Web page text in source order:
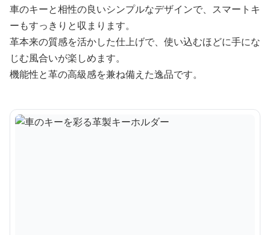
車のキーと相性の良いシンプルなデザインで、スマートキ
ーもすっきりと収まります。
革本来の質感を活かした仕上げで、使い込むほどに手にな
じむ風合いが楽しめます。
機能性と革の高級感を兼ね備えた逸品です。